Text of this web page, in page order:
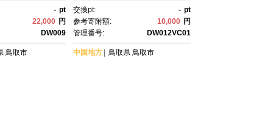
- pt
22,000 円
DW009
鳥取市
交換pt: - pt
参考寄附額:
10,000 円
管理番号:
DW012VC01
中国地方 鳥取県 鳥取市